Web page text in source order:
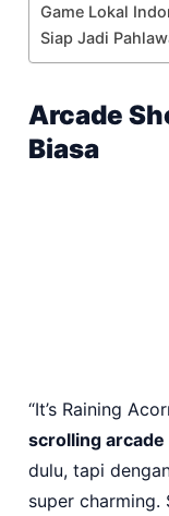
Game Lokal
Siap Jadi
Arcade
Biasa
“It’s Raining
scrolling
dulu, tapi
super charming.